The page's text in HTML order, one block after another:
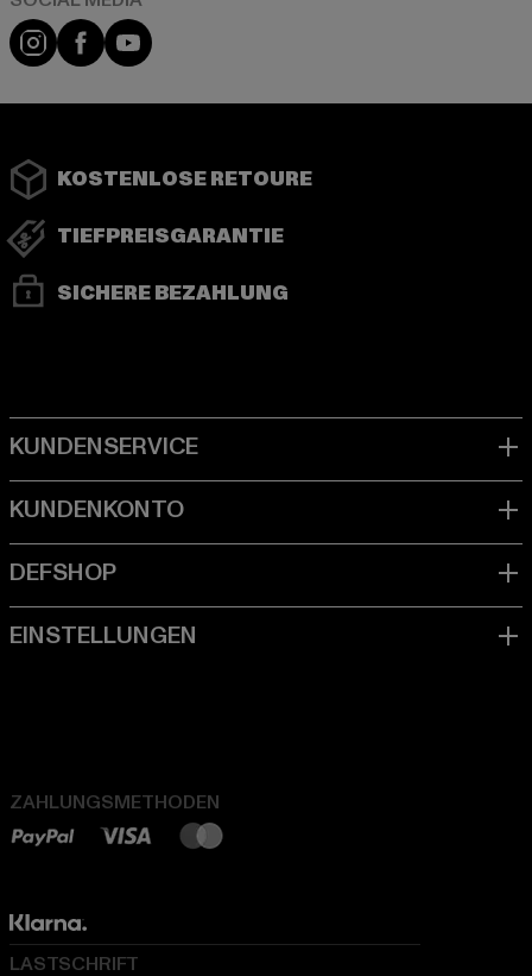
Instagram
FacebookYouTube
KOSTENLOSE RETOURE
TIEFPREISGARANTIE
SICHERE BEZAHLUNG
ZAHLUNGSMETHODEN
LASTSCHRIFT